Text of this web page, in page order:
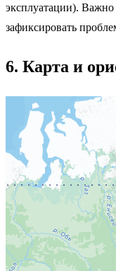
эксплуатации). Важно
зафиксировать
6. Карта и